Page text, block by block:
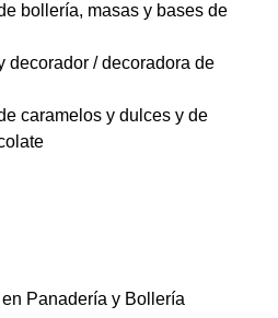
bollería, masas y bases de
decorador / decoradora de
caramelos y dulces y de
Panadería y Bollería